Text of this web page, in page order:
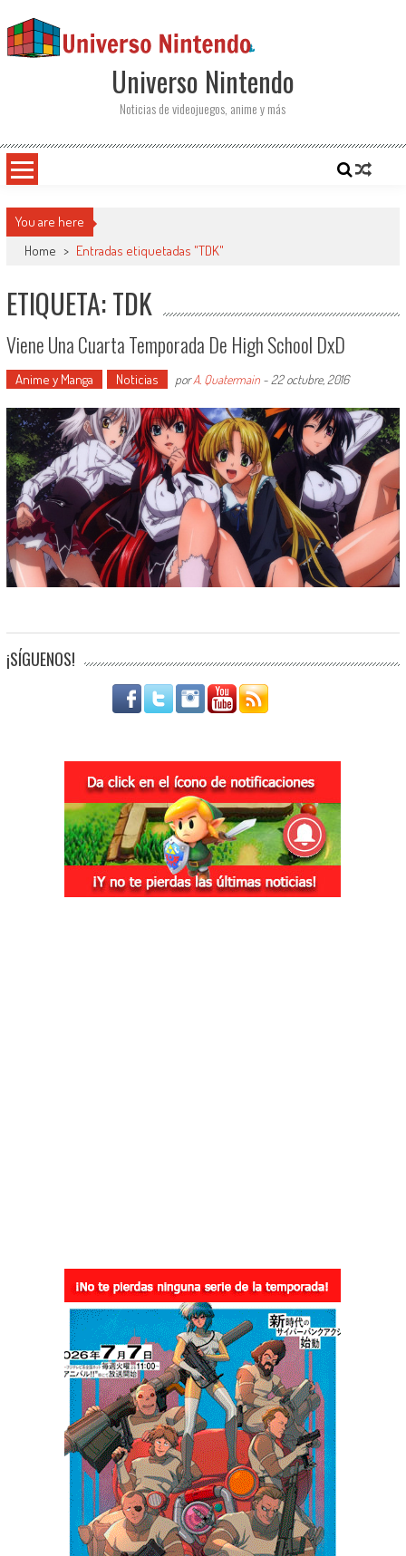
Universo Nintendo
Noticias de videojuegos, anime y más
You are here
Home > Entradas etiquetadas "TDK"
ETIQUETA: TDK
Viene Una Cuarta Temporada De High School DxD
Anime y Manga Noticias porA. Quatermain- 22 octubre, 2016
¡SÍGUENOS!